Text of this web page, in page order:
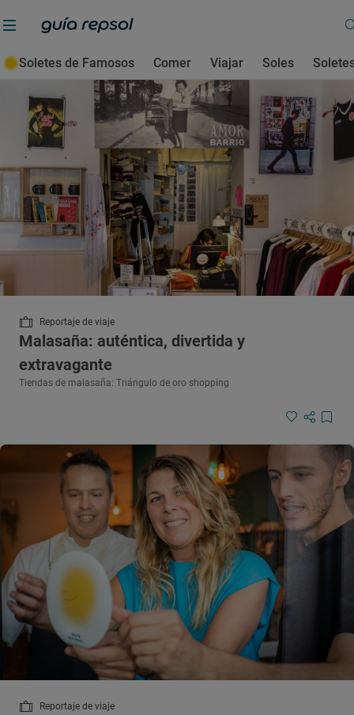
Soletes de Famosos Comer Viajar Soles
Reportaje de viaje
Malasaña: auténtica, divertida y
extravagante
Tiendas de malasaña: Triángulo de oro shopping
Reportaje de viaje